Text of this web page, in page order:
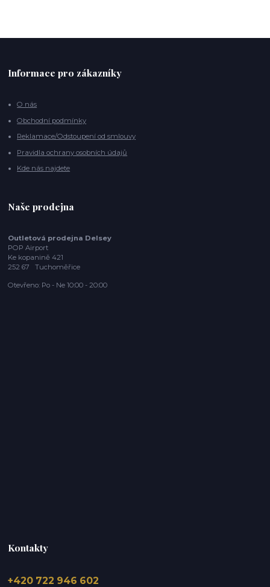
Informace pro zákazníky
O nás
Obchodní podmínky
Reklamace/Odstoupení od smlouvy
Pravidla ochrany osobních údajů
Kde nás najdete
Naše prodejna
Outletová prodejna Delsey
POP Airport
Ke kopanině 421
252 67 Tuchoměřice
Otevřeno: Po - Ne 10:00 - 20:00
Kontakty
+420 722 946 602